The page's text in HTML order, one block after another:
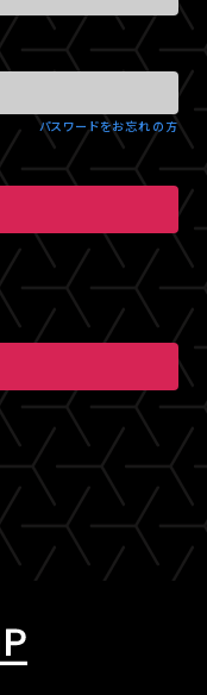
パスワードをお忘れの方